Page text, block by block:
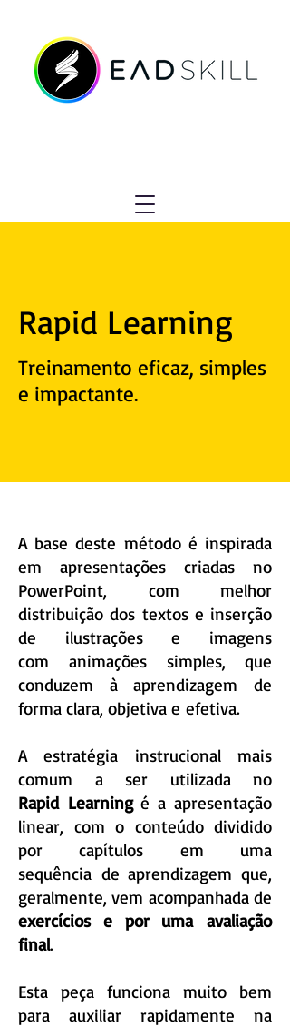
Rapid Learning
Treinamento eficaz, simples
e impactante.
A base deste método é inspirada
em apresentações criadas no
PowerPoint, com melhor
distribuição dos textos e inserção
de ilustrações e imagens
com animações simples, que
conduzem à aprendizagem de
forma clara, objetiva e efetiva.
A estratégia instrucional mais
comum a ser utilizada no
Rapid Learningé a apresentação
linear, com o conteúdo dividido
por capítulos em uma
sequência de aprendizagem que,
geralmente, vem acompanhada de
exercícios e por uma avaliação
final.
Esta peça funciona muito bem
para auxiliar rapidamente na